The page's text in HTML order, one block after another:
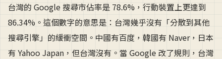
台灣的 Google 搜尋市佔率是 78.6%，行動裝置上更達到
86.34%。這個數字的意思是：台灣幾乎沒有「分散到其他
搜尋引擎」的緩衝空間。中國有百度，韓國有 Naver，日本
有 Yahoo Japan，但台灣沒有。當 Google 改了規則，台灣